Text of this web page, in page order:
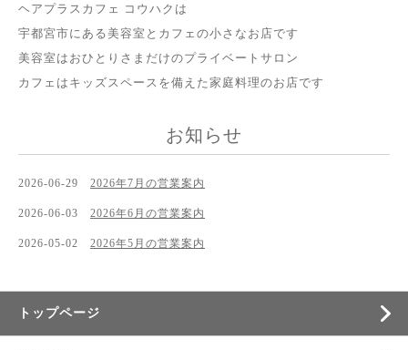
ヘアプラスカフェ コウハクは
宇都宮市にある美容室とカフェの小さなお店です
美容室はおひとりさまだけのプライベートサロン
カフェはキッズスペースを備えた家庭料理のお店です
お知らせ
2026-06-29 2026年7月の営業案内
2026-06-03 2026年6月の営業案内
2026-05-02 2026年5月の営業案内
トップページ